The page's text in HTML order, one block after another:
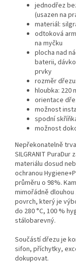
jednodřez
(usazen na
materiál:
odtoková
na myčku
plocha nad
baterii,
prvky
rozměr
hloubka: 220
orientace
možnost
spodní
možnost
Nepřekonatelně
SILGRANIT
materiálu dosud
ochranou
průměru o 98%.
mimořádně
povrch, který je
do 280 °C, 100 %
stálobarevný.
Součástí dřezu je
sifon, příchytky,
dokupovat.